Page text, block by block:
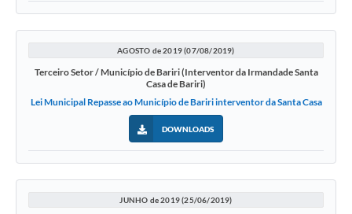
AGOSTO de 2019 (07/08/2019)
Terceiro Setor / Município de Bariri (Interventor da Irmandade Santa
Casa de Bariri)
Lei Municipal Repasse ao Município de Bariri interventor da Santa Casa
DOWNLOADS
JUNHO de 2019 (25/06/2019)